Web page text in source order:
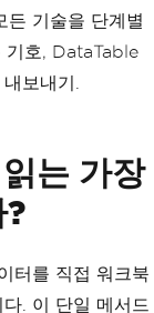
든 기술을 단계별
기호, DataTable
보내기.
는 가장
?
터를 직접 워크북
. 이 단일 메서드